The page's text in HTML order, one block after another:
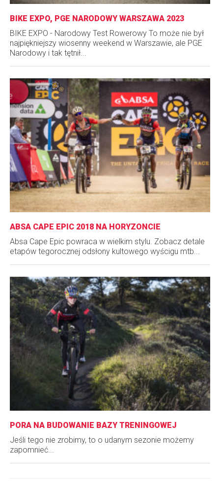
BIKE EXPO, PGE NARODOWY WARSZAWA 2023
BIKE EXPO - Narodowy Test Rowerowy To może nie był
najpiękniejszy wiosenny weekend w Warszawie, ale PGE
Narodowy i tak tętnił...
ABSA CAPE EPIC 2018 NA HORYZONCIE
Absa Cape Epic powraca w wielkim stylu. Zobacz detale
etapów tegorocznej odsłony kultowego wyścigu mtb...
PORA NA BUDOWANIE BAZY TRENINGOWEJ
Jeśli tego nie zrobimy, to o udanym sezonie możemy
zapomnieć...